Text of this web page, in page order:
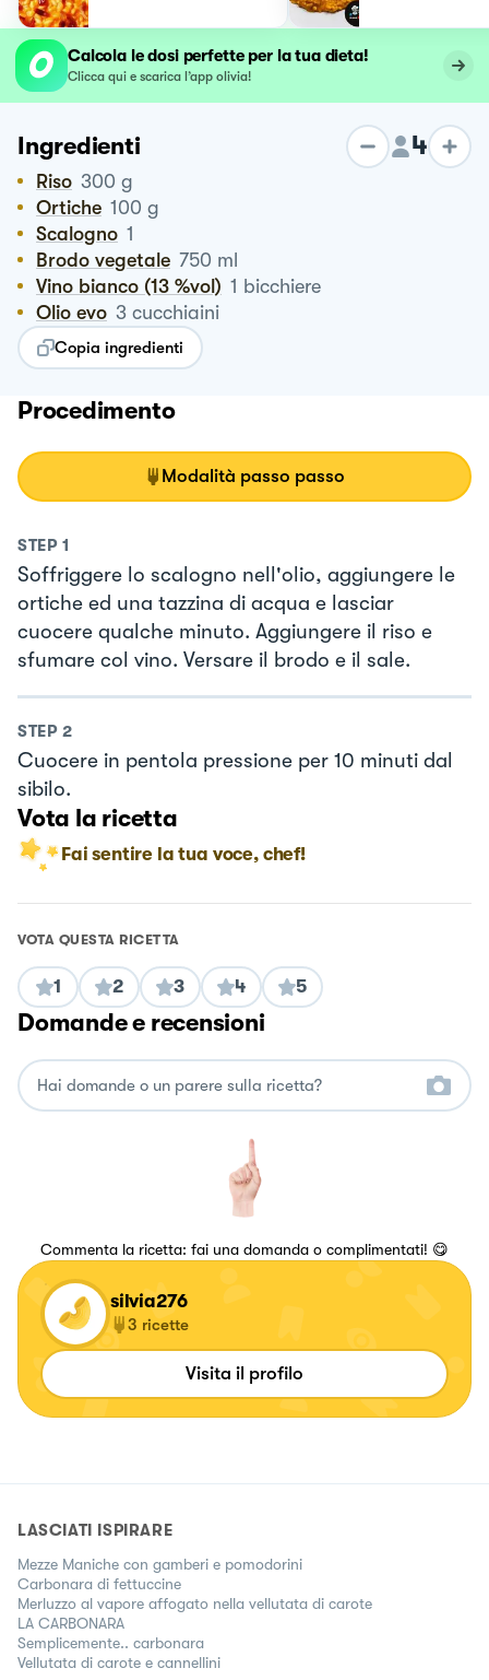
Calcola le dosi perfette per la tua dieta!
Clicca qui e scarica l’app olivia!
Ingredienti 4
Riso 300 g
Ortiche 100 g
Scalogno 1
Brodo vegetale 750 ml
Vino bianco (13 %vol) 1 bicchiere
Olio evo 3 cucchiaini
Copia ingredienti
Procedimento
Modalità passo passo
STEP 1
Soffriggere lo scalogno nell'olio, aggiungere le
ortiche ed una tazzina di acqua e lasciar
cuocere qualche minuto. Aggiungere il riso e
sfumare col vino. Versare il brodo e il sale.
STEP 2
Cuocere in pentola pressione per 10 minuti dal
sibilo.
Vota la ricetta
Fai sentire la tua voce, chef!
VOTA QUESTA RICETTA
1 2 3 4 5
Domande e recensioni
Commenta la ricetta: fai una domanda o complimentati! 😋
silvia276
3 ricette
Visita il profilo
LASCIATI ISPIRARE
Mezze Maniche con gamberi e pomodorini
Carbonara di fettuccine
Merluzzo al vapore affogato nella vellutata di carote
LA CARBONARA
Semplicemente.. carbonara
Vellutata di carote e cannellini